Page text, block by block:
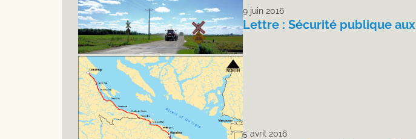
9 juin 2016
Lettre : Sécurité publique
5 avril 2016